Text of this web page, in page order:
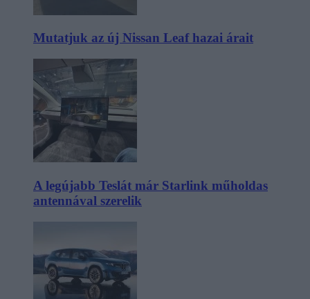
Mutatjuk az új Nissan Leaf hazai árait
A legújabb Teslát már Starlink műholdas
antennával szerelik